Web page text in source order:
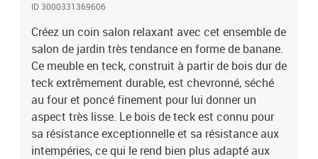
ID 3000331369606
Créez un coin salon relaxant avec cet ensemble de
salon de jardin très tendance en forme de banane.
Ce meuble en teck, construit à partir de bois dur de
teck extrêmement durable, est chevronné, séché
au four et poncé finement pour lui donner un
aspect très lisse. Le bois de teck est connu pour
sa résistance exceptionnelle et sa résistance aux
intempéries, ce qui le rend bien plus adapté aux